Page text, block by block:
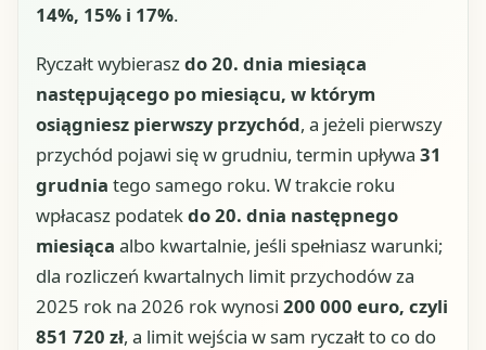
14%, 15% i 17%.
Ryczałt wybierasz do 20. dnia miesiąca
następującego po miesiącu, w którym
osiągniesz pierwszy przychód, a jeżeli pierwszy
przychód pojawi się w grudniu, termin upływa 31
grudnia tego samego roku. W trakcie roku
wpłacasz podatekdo 20. dnia następnego
miesiąca albo kwartalnie, jeśli spełniasz warunki;
dla rozliczeń kwartalnych limit przychodów za
2025 rok na 2026 rok wynosi 200 000 euro, czyli
851 720 zł, a limit wejścia w sam ryczałt to co do